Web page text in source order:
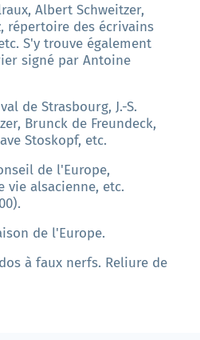
Albert Schweitzer,
répertoire des écrivains
S'y trouve également
signé par Antoine
de Strasbourg, J.-S.
Brunck de Freundeck,
Stoskopf, etc.
de l'Europe,
vie alsacienne, etc.
de l'Europe.
à faux nerfs. Reliure de